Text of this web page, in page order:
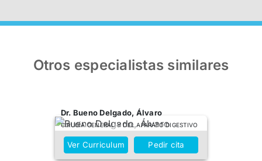
Otros especialistas similares
Dr. Bueno Delgado, Álvaro
CIRUGÍA GENERAL Y DEL APARATO DIGESTIVO
Ver Curriculum Pedir cita